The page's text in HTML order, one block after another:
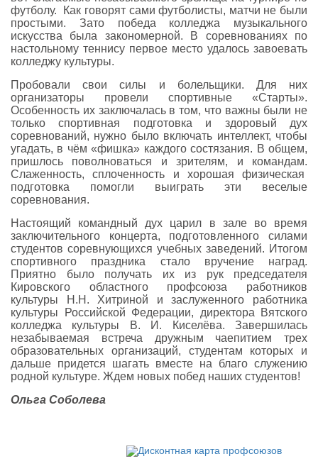
футболу. Как говорят сами футболисты, матчи не были
простыми. Зато победа колледжа музыкального
искусства была закономерной. В соревнованиях по
настольному теннису первое место удалось завоевать
колледжу культуры.
Пробовали свои силы и болельщики. Для них
организаторы провели спортивные «Старты».
Особенность их заключалась в том, что важны были не
только спортивная подготовка и здоровый дух
соревнований, нужно было включать интеллект, чтобы
угадать, в чём «фишка» каждого состязания. В общем,
пришлось поволноваться и зрителям, и командам.
Слаженность, сплоченность и хорошая физическая
подготовка помогли выиграть эти веселые
соревнования.
Настоящий командный дух царил в зале во время
заключительного концерта, подготовленного силами
студентов соревнующихся учебных заведений. Итогом
спортивного праздника стало вручение наград.
Приятно было получать их из рук председателя
Кировского областного профсоюза работников
культуры Н.Н. Хитриной и заслуженного работника
культуры Российской Федерации, директора Вятского
колледжа культуры В. И. Киселёва. Завершилась
незабываемая встреча дружным чаепитием трех
образовательных организаций, студентам которых и
дальше придется шагать вместе на благо служению
родной культуре. Ждем новых побед наших студентов!
Ольга Соболева